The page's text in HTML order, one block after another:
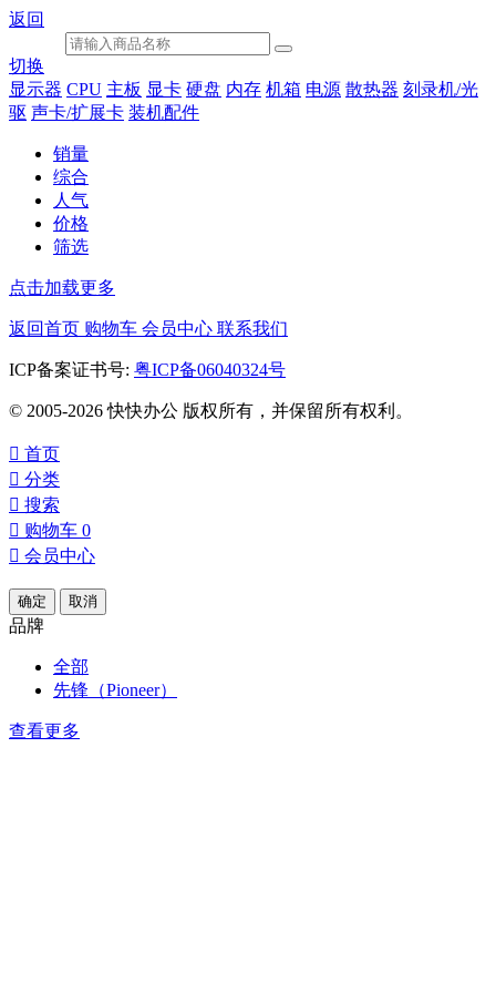
返回
切换
显示器 CPU 主板 显卡 硬盘 内存 机箱 电源 散热器 刻录机/光
驱 声卡/扩展卡 装机配件
销量
综合
人气
价格
筛选
点击加载更多
返回首页 购物车 会员中心 联系我们
ICP备案证书号: 粤ICP备06040324号
© 2005-2026 快快办公 版权所有，并保留所有权利。
 首页
 分类
 搜索
 购物车 0
 会员中心
确定 取消
品牌
全部
先锋（Pioneer）
查看更多